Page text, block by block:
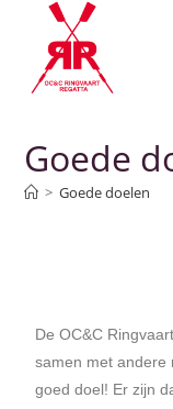
Goede
> Goede doelen
De OC&C
samen met andere
goed doel! Er zijn